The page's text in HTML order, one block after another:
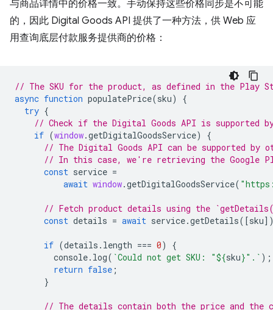
与商品详情中的价格一致。手动保持这些价格同步是不可能
的，因此 Digital Goods API 提供了一种方法，供 Web 应
用查询底层付款服务提供商的价格：
// The SKU for the product, as defined in the Play
async function populatePrice(sku)
{
try {
// Check if the Digital Goods API is supported
if (window.getDigitalGoodsService)
{
// The Digital Goods API can be supported by
// In this case, we're retrieving the Google
const service =
await window.getDigitalGoodsService(
// Fetch product details using the
const details = await service.getDetails([sku
if (details . length === 0)
{
console. log( `Could not get SKU: "${sku}".` );
return false ;
}
// The details contain both the price and the